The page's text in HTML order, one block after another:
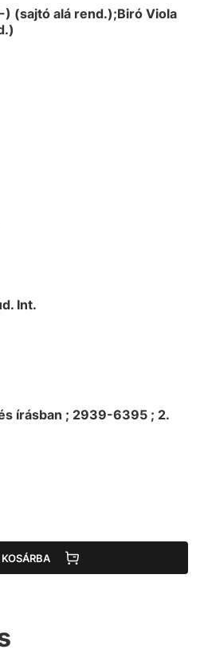
(sajtó alá rend.);Biró Viola
Int.
írásban ; 2939-6395 ; 2.
KOSÁRBA